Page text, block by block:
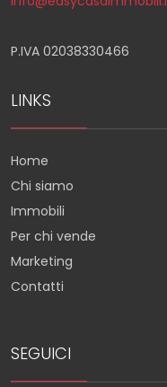
P.IVA 02038330466
LINKS
Home
Chi siamo
Immobili
Per chi vende
Marketing
Contatti
SEGUICI